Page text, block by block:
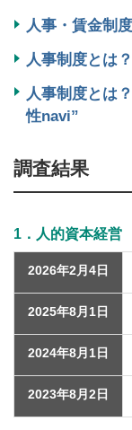
人事・賃金制
人事制度とは
人事制度とは
性navi”
調査結果
1．人的資本経営
2026年2月4日
2025年8月1日
2024年8月1日
2023年8月2日